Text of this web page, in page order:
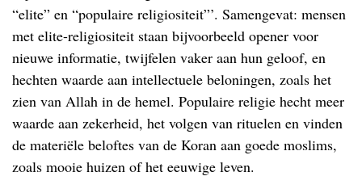
“elite” en “populaire religiositeit”’. Samengevat: mensen
met elite-religiositeit staan bijvoorbeeld opener voor
nieuwe informatie, twijfelen vaker aan hun geloof, en
hechten waarde aan intellectuele beloningen, zoals het
zien van Allah in de hemel. Populaire religie hecht meer
waarde aan zekerheid, het volgen van rituelen en vinden
de materiële beloftes van de Koran aan goede moslims,
zoals mooie huizen of het eeuwige leven.